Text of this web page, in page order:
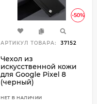
-50%
АРТИКУЛ ТОВАРА: 37152
Чехол из
искусственной кожи
для Google Pixel 8
(черный)
НЕТ В НАЛИЧИИ